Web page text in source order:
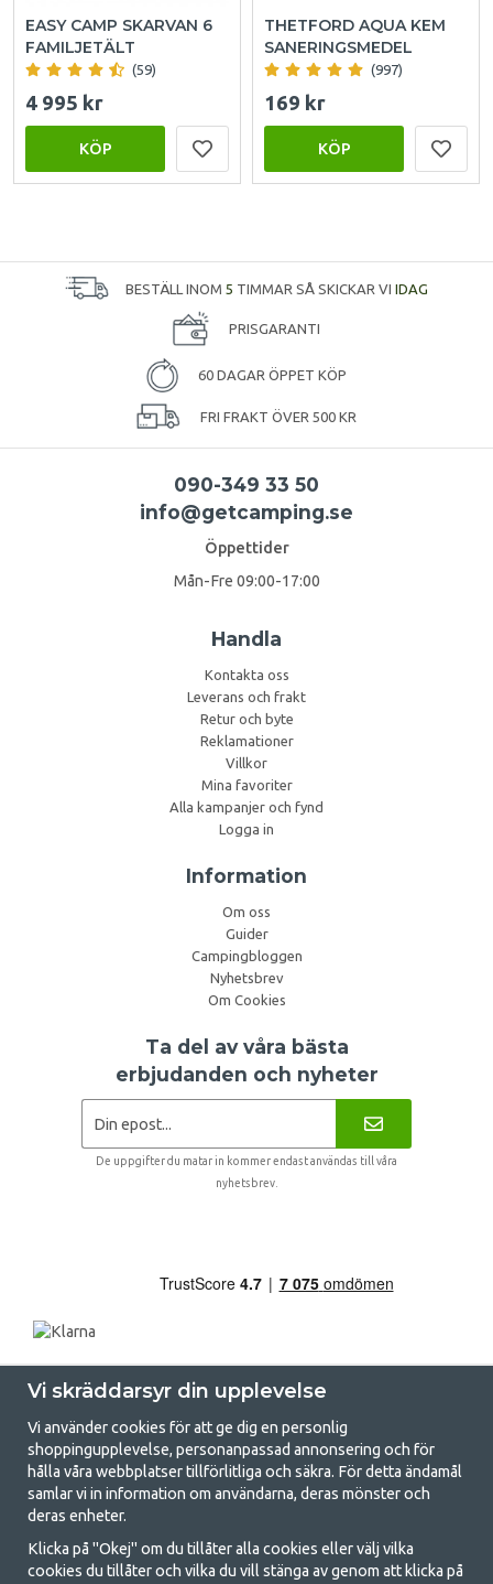
EASY CAMP SKARVAN 6
FAMILJETÄLT
(59)
4 995 kr
KÖP
THETFORD AQUA KEM
SANERINGSMEDEL
(997)
169 kr
KÖP
BESTÄLL INOM 5 TIMMAR SÅ SKICKAR VI IDAG
PRISGARANTI
60 DAGAR ÖPPET KÖP
FRI FRAKT ÖVER 500 KR
090-349 33 50
info@getcamping.se
Öppettider
Mån-Fre 09:00-17:00
Handla
Kontakta oss
Leverans och frakt
Retur och byte
Reklamationer
Villkor
Mina favoriter
Alla kampanjer och fynd
Logga in
Information
Om oss
Guider
Campingbloggen
Nyhetsbrev
Om Cookies
Ta del av våra bästa
erbjudanden och nyheter
De uppgifter du matar in kommer endast användas till våra
nyhetsbrev.
GetCamping.se - Din butik för camping
och uteliv
Att campa kan antingen vara en livsstil eller ett sätt att samla familjen
Vi skräddarsyr din upplevelse
Vi använder cookies för att ge dig en personlig
shoppingupplevelse, personanpassad annonsering och för
hålla våra webbplatser tillförlitliga och säkra. För detta ändamål
samlar vi in information om användarna, deras mönster och
deras enheter.
Klicka på "Okej" om du tillåter alla cookies eller välj vilka
cookies du tillåter och vilka du vill stänga av genom att klicka på